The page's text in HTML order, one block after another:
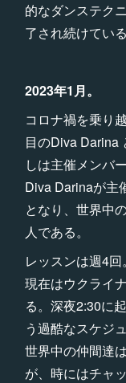
的なダンステク
了され続けている
2023年1月。
コロナ禍を乗り
目のDiva Darina
しは主催メンバ
Diva Darinaが主
となり、世界中
人である。
レッスンは週4回
現在はウクライ
る。深夜2:30に
う過酷なスケジ
世界中の仲間達
が、時にはチャ